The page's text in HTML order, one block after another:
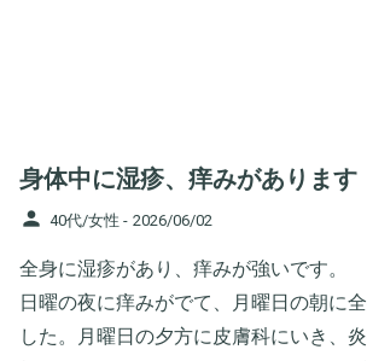
身体中に湿疹、痒みがあります
person 40代/女性 - 2026/06/02
全身に湿疹があり、痒みが強いです。
日曜の夜に痒みがでて、月曜日の朝に
した。月曜日の夕方に皮膚科にいき、